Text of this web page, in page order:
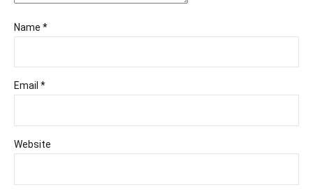
Name *
Email *
Website